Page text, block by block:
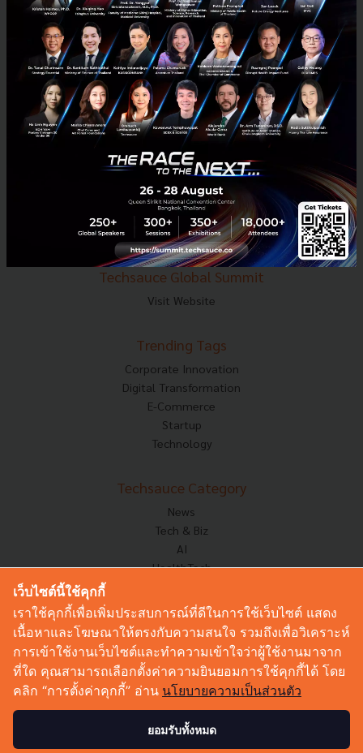
E-mail :contact@techsauce.co
Tel : 02-001-5375
Mobile : 06-4658-9500
Techsauce Media
About Techsauce
Techsauce Services
Privacy Policy
ส่งบทความ
Techsauce Global Summit
Visit Website
Trending Tags
Corporate Innovation
Digital Transformation
E-Commerce
Startup
Technology
Techsauce Category
News
Tech & Biz
AI
HealthTech
Corp Innov
Saucy Thoughts
Sustainable
Videos
Podcast
เว็บไซต์นี้ใช้คุกกี้
เราใช้คุกกี้เพื่อเพิ่มประสบการณ์ที่ดีในการใช้เว็บไซต์ แสดง
เนื้อหาและโฆษณาให้ตรงกับความสนใจ รวมถึงเพื่อวิเคราะห์
การเข้าใช้งานเว็บไซต์และทำความเข้าใจว่าผู้ใช้งานมาจาก
ที่ใด คุณสามารถเลือกตั้งค่าความยินยอมการใช้คุกกี้ได้ โดย
คลิก “การตั้งค่าคุกกี้” อ่าน นโยบายความเป็นส่วนตัว
ยอมรับทั้งหมด